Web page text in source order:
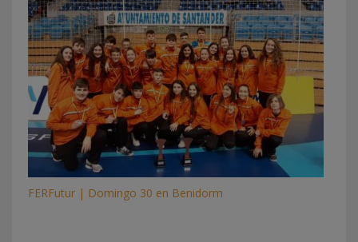
FERFutur | Domingo 30 en Benidorm